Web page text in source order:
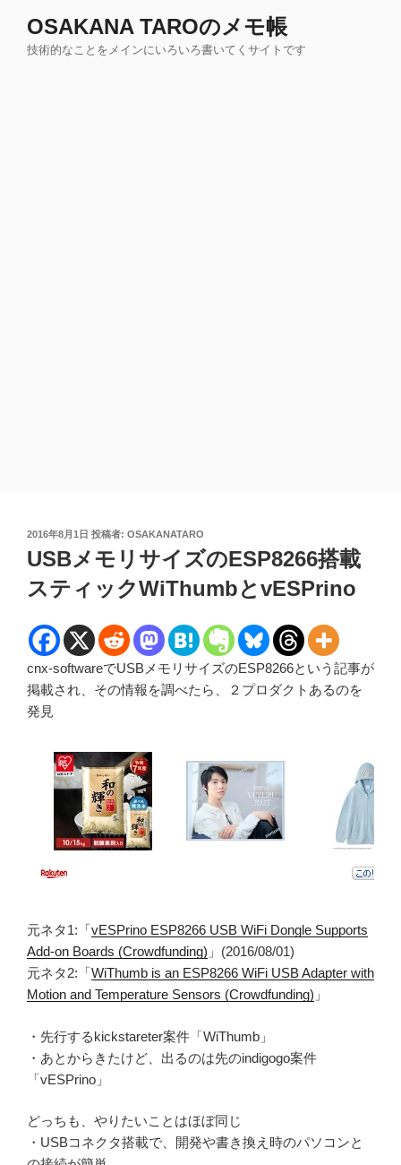
OSAKANA TAROのメモ帳
技術的なことをメインにいろいろ書いてくサイトです
投
稿
日:
2016年8月1日 投稿者: OSAKANATARO
USBメモリサイズのESP8266搭載
スティックWiThumbとvESPrino
cnx-softwareでUSBメモリサイズのESP8266という記事が
掲載され、その情報を調べたら、２プロダクトあるのを
発見
元ネタ1:「vESPrino ESP8266 USB WiFi Dongle Supports
Add-on Boards (Crowdfunding) 」(2016/08/01)
元ネタ2:「WiThumb is an ESP8266 WiFi USB Adapter with
Motion and Temperature Sensors (Crowdfunding) 」
・先行するkickstareter案件「WiThumb」
・あとからきたけど、出るのは先のindigogo案件
「vESPrino」
どっちも、やりたいことはほぼ同じ
・USBコネクタ搭載で、開発や書き換え時のパソコンと